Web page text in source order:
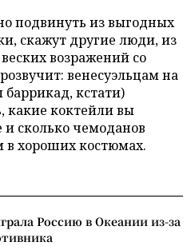
подвинуть из выгодных
скажут другие люди, из
возражений со
венесуэльцам на
баррикад, кстати)
какие коктейли вы
и сколько чемоданов
хороших костюмах.
Россию в Океании из-за